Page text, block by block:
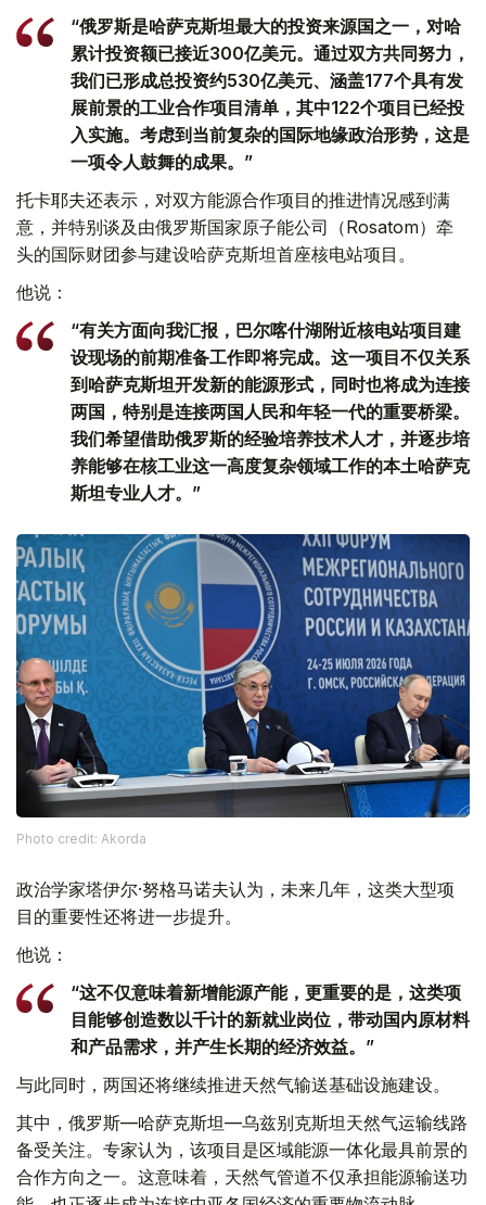
“俄罗斯是哈萨克斯坦最大的投资来源国之一，对哈
累计投资额已接近300亿美元。通过双方共同努力，
我们已形成总投资约530亿美元、涵盖177个具有发
展前景的工业合作项目清单，其中122个项目已经投
入实施。考虑到当前复杂的国际地缘政治形势，这是
一项令人鼓舞的成果。”
托卡耶夫还表示，对双方能源合作项目的推进情况感到满
意，并特别谈及由俄罗斯国家原子能公司（Rosatom）牵
头的国际财团参与建设哈萨克斯坦首座核电站项目。
他说：
“有关方面向我汇报，巴尔喀什湖附近核电站项目建
设现场的前期准备工作即将完成。这一项目不仅关系
到哈萨克斯坦开发新的能源形式，同时也将成为连接
两国，特别是连接两国人民和年轻一代的重要桥梁。
我们希望借助俄罗斯的经验培养技术人才，并逐步培
养能够在核工业这一高度复杂领域工作的本土哈萨克
斯坦专业人才。”
Photo credit: Akorda
政治学家塔伊尔·努格马诺夫认为，未来几年，这类大型项
目的重要性还将进一步提升。
他说：
“这不仅意味着新增能源产能，更重要的是，这类项
目能够创造数以千计的新就业岗位，带动国内原材料
和产品需求，并产生长期的经济效益。”
与此同时，两国还将继续推进天然气输送基础设施建设。
其中，俄罗斯—哈萨克斯坦—乌兹别克斯坦天然气运输线路
备受关注。专家认为，该项目是区域能源一体化最具前景的
合作方向之一。这意味着，天然气管道不仅承担能源输送功